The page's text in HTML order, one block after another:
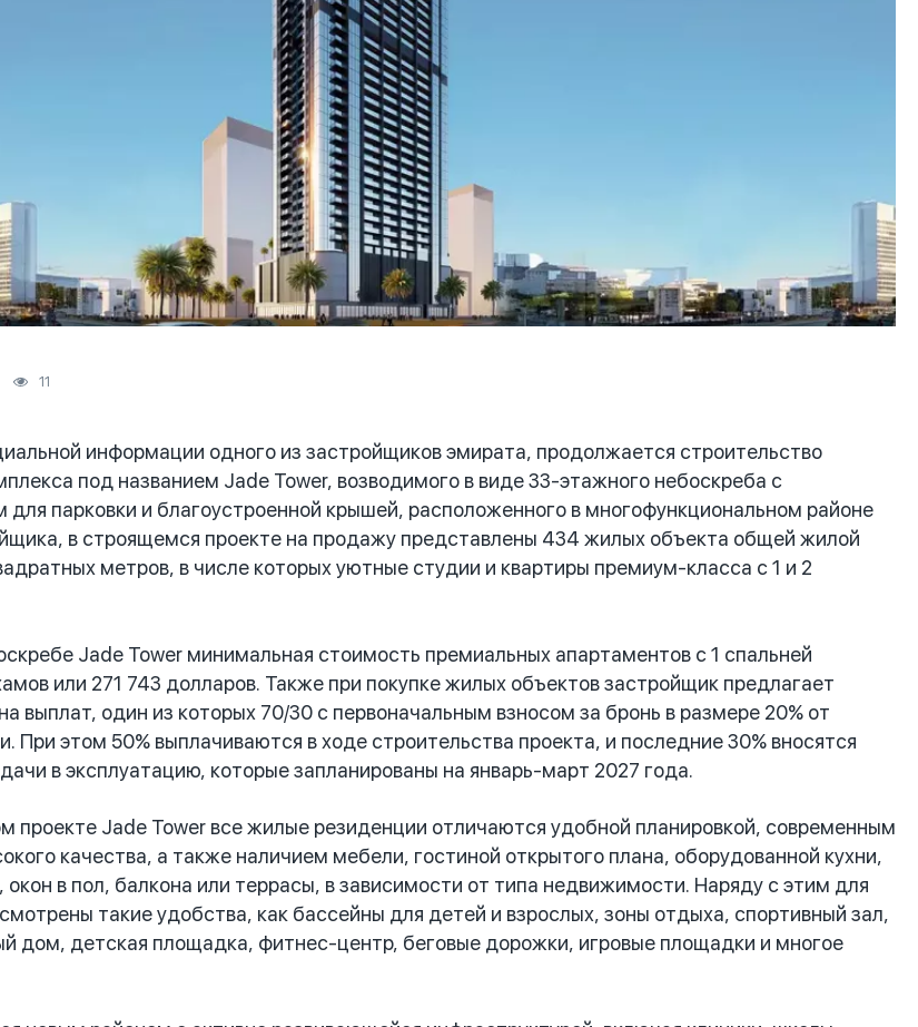
11
информации одного из застройщиков эмирата, продолжается строительство
под названием Jade Tower, возводимого в виде 33-этажного небоскреба с
парковки и благоустроенной крышей, расположенного в многофункциональном районе
в строящемся проекте на продажу представлены 434 жилых объекта общей жилой
метров, в числе которых уютные студии и квартиры премиум-класса с 1 и 2
Jade Tower минимальная стоимость премиальных апартаментов с 1 спальней
или 271 743 долларов. Также при покупке жилых объектов застройщик предлагает
выплат, один из которых 70/30 с первоначальным взносом за бронь в размере 20% от
При этом 50% выплачиваются в ходе строительства проекта, и последние 30% вносятся
в эксплуатацию, которые запланированы на январь-март 2027 года.
проекте Jade Tower все жилые резиденции отличаются удобной планировкой, современным
качества, а также наличием мебели, гостиной открытого плана, оборудованной кухни,
окон в пол, балкона или террасы, в зависимости от типа недвижимости. Наряду с этим для
такие удобства, как бассейны для детей и взрослых, зоны отдыха, спортивный зал,
дом, детская площадка, фитнес-центр, беговые дорожки, игровые площадки и многое